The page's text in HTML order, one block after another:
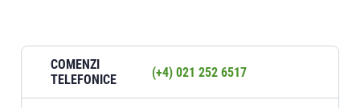
COMENZI
TELEFONICE
(+4) 021 252 6517